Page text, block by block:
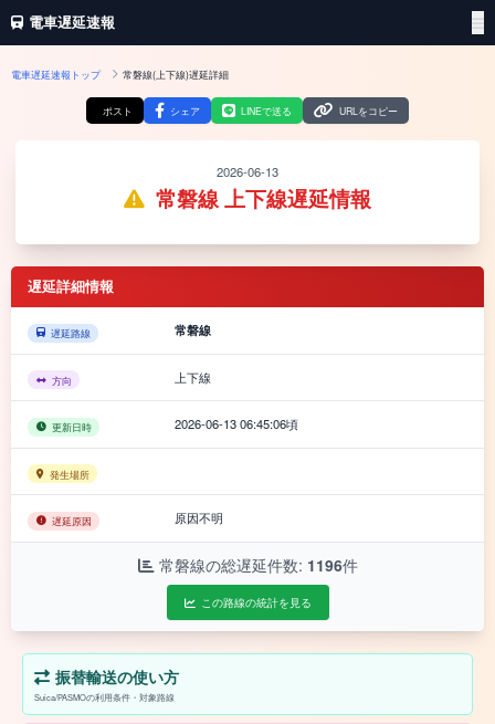
電車遅延速報
電車遅延速報トップ 常磐線(上下線)遅延詳細
ポスト シェア LINEで送る URLをコピー
2026-06-13
常磐線 上下線遅延情報
遅延詳細情報
遅延路線 常磐線
方向 上下線
更新日時 2026-06-13 06:45:06頃
発生場所
遅延原因 原因不明
常磐線の総遅延件数: 1196件
この路線の統計を見る
振替輸送の使い方
Suica/PASMOの利用条件・対象路線